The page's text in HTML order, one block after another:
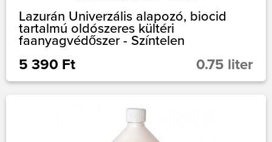
Lazurán Univerzális alapozó, biocid
tartalmú oldószeres kültéri
faanyagvédőszer - Színtelen
5 390 Ft 0.75 liter